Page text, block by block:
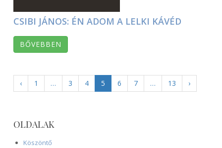
CSIBI JÁNOS: ÉN ADOM A LELKI KÁVÉD
BŐVEBBEN
‹ 1 … 3 4 5 6 7 … 13 ›
OLDALAK
Köszöntő